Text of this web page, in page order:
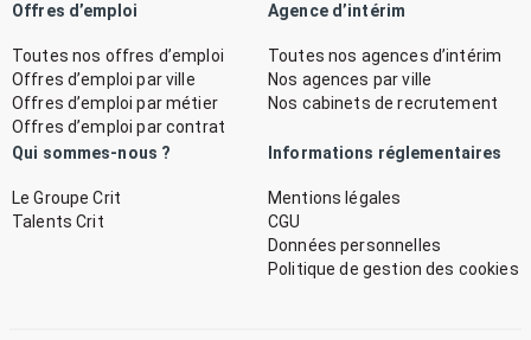
Offres d’emploi
Toutes nos offres d’emploi
Offres d’emploi par ville
Offres d’emploi par métier
Offres d’emploi par contrat
Agence d’intérim
Toutes nos agences d’intérim
Nos agences par ville
Nos cabinets de recrutement
Qui sommes-nous ?
Le Groupe Crit
Talents Crit
Informations réglementaires
Mentions légales
CGU
Données personnelles
Politique de gestion des cookies